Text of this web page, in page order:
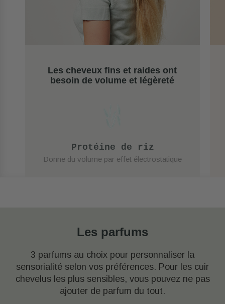
Les cheveux fins et raides ont
besoin de volume et légèreté
Protéine de riz
Donne du volume par effet électrostatique
Les parfums
3 parfums au choix pour personnaliser la
sensorialité selon vos préférences. Pour les cuir
chevelus les plus sensibles, vous pouvez ne pas
ajouter de parfum du tout.